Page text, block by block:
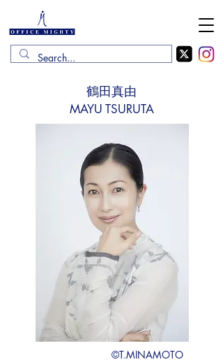
鶴田真由
MAYU TSURUTA
©T.MINAMOTO